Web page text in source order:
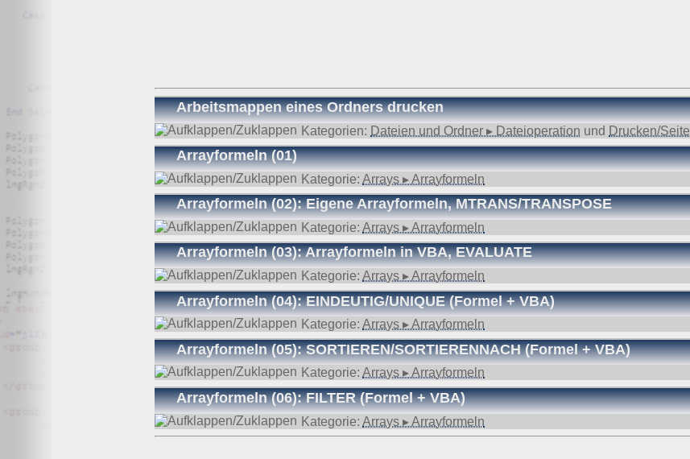
Arbeitsmappen eines Ordners drucken
Kategorien: Dateien und Ordner ▸ Dateioperation und Drucken/Seite
Arrayformeln (01)
Kategorie: Arrays ▸ Arrayformeln
Arrayformeln (02): Eigene Arrayformeln, MTRANS/TRANSPOSE
Kategorie: Arrays ▸ Arrayformeln
Arrayformeln (03): Arrayformeln in VBA, EVALUATE
Kategorie: Arrays ▸ Arrayformeln
Arrayformeln (04): EINDEUTIG/UNIQUE (Formel + VBA)
Kategorie: Arrays ▸ Arrayformeln
Arrayformeln (05): SORTIEREN/SORTIERENNACH (Formel + VBA)
Kategorie: Arrays ▸ Arrayformeln
Arrayformeln (06): FILTER (Formel + VBA)
Kategorie: Arrays ▸ Arrayformeln